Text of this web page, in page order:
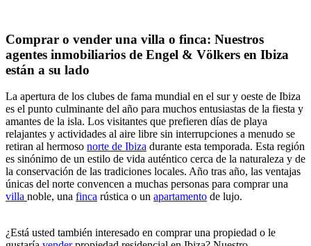
Comprar o vender una villa o finca: Nuestros
agentes inmobiliarios de Engel & Völkers en Ibiza
están a su lado
La apertura de los clubes de fama mundial en el sur y oeste de Ibiza
es el punto culminante del año para muchos entusiastas de la fiesta y
amantes de la isla. Los visitantes que prefieren días de playa
relajantes y actividades al aire libre sin interrupciones a menudo se
retiran al hermoso norte de Ibiza durante esta temporada. Esta región
es sinónimo de un estilo de vida auténtico cerca de la naturaleza y de
la conservación de las tradiciones locales. Año tras año, las ventajas
únicas del norte convencen a muchas personas para comprar una
villa noble, una finca rústica o un apartamento de lujo.
¿Está usted también interesado en comprar una propiedad o le